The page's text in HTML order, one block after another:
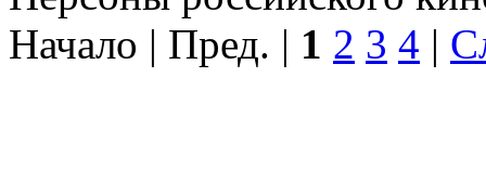
Начало | Пред. | 1 2 3 4 |